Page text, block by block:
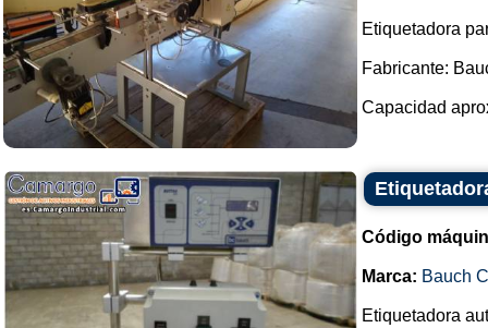
Etiquetadora
Fabricante:
Capacidad
Código
Marca: Bauch
Etiquetadora